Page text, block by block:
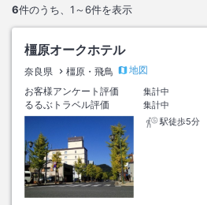
6件のうち、 1～6件を表示
橿原オークホテル
奈良県 橿原・飛鳥
地図
お客様アンケート評価
集計中
るるぶトラベル評価
集計中
駅徒歩5分